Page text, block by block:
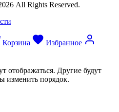
All Rights Reserved.
Корзина
Избранное
отображаться. Другие будут
изменить порядок.